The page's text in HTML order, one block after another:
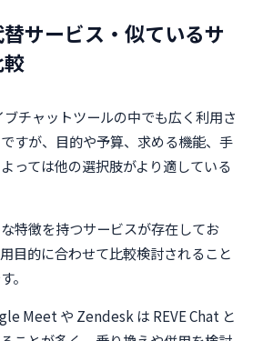
サービス・似ているサ
ブチャットツールの中でも広く利用さ
すが、目的や予算、求める機能、手
っては他の選択肢がより適している
特徴を持つサービスが存在してお
目的に合わせて比較検討されること
。
Meet や Zendesk は REVE Chat と